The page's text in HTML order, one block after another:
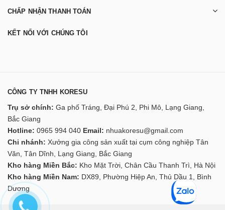
CHẤP NHẬN THANH TOÁN
KẾT NỐI VỚI CHÚNG TÔI
CÔNG TY TNHH KORESU
Trụ sở chính: Ga phố Tráng, Đại Phú 2, Phi Mô, Lạng Giang,
Bắc Giang
Hotline: 0965 994 040 Email: nhuakoresu@gmail.com
Chi nhánh: Xưởng gia công sản xuất tại cụm công nghiệp Tân
Văn, Tân Dĩnh, Lạng Giang, Bắc Giang
Kho hàng Miền Bắc: Kho Mặt Trời, Chân Cầu Thanh Trì, Hà Nội
Kho hàng Miền Nam: DX89, Phường Hiệp An, Thủ Dầu 1, Bình
Dương